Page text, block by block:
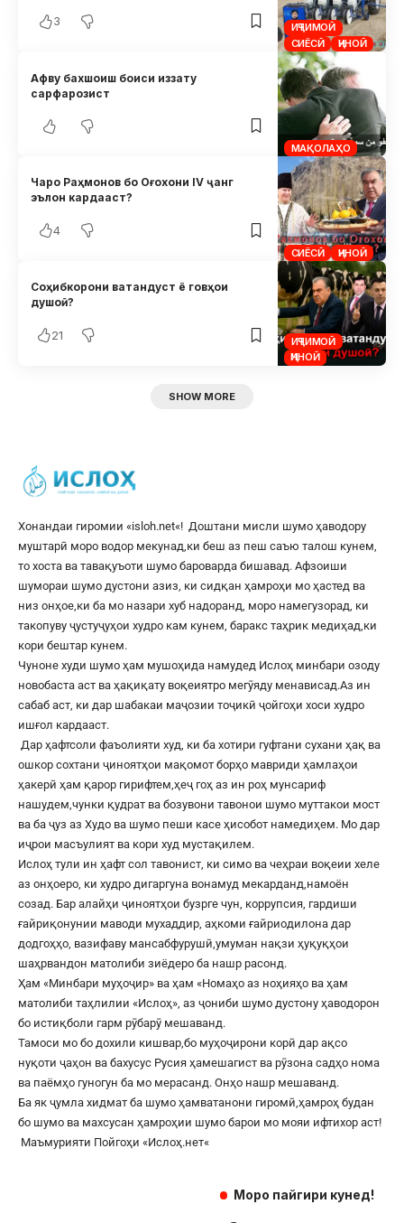
ИҶТИМОӢ
СИЁСӢ
ҶИНОӢ
3
МАҚОЛАҲО
Афву бахшоиш боиси иззату
сарфарозист
СИЁСӢ ҶИНОӢ
Чаро Раҳмонов бо Оғохони IV ҷанг
эълон кардааст?
4
ИҶТИМОӢ
ҶИНОӢ
Соҳибкорони ватандуст ё говҳои
душоӣ?
21
SHOW MORE
Хонандаи гиромии «isloh.net«! Доштани мисли шумо ҳаводору
муштарӣ моро водор мекунад,ки беш аз пеш саъю талош кунем,
то хоста ва тавақуъоти шумо бароварда бишавад. Афзоиши
шумораи шумо дустони азиз, ки сидқан ҳамроҳи мо ҳастед ва
низ онҳое,ки ба мо назари хуб надоранд, моро намегузорад, ки
такопуву ҷустуҷуҳои худро кам кунем, баракс таҳрик медиҳад,ки
кори бештар кунем.
Чуноне худи шумо ҳам мушоҳида намудед Ислоҳ минбари озоду
новобаста аст ва ҳақиқату воқеиятро мегӯяду менависад.Аз ин
сабаб аст, ки дар шабакаи маҷозии тоҷикӣ ҷойгоҳи хоси худро
ишғол кардааст.
Дар ҳафтсоли фаъолияти худ, ки ба хотири гуфтани сухани ҳақ ва
ошкор сохтани ҷиноятҳои мақомот борҳо мавриди ҳамлаҳои
ҳакерӣ ҳам қарор гирифтем,ҳеҷ гоҳ аз ин роҳ мунсариф
нашудем,чунки қудрат ва бозувони тавонои шумо муттакои мост
ва ба ҷуз аз Худо ва шумо пеши касе ҳисобот намедиҳем. Мо дар
иҷрои масъулият ва кори худ мустақилем.
Ислоҳ тули ин ҳафт сол тавонист, ки симо ва чеҳраи воқеии хеле
аз онҳоеро, ки худро дигаргуна вонамуд мекарданд,намоён
созад. Бар алайҳи ҷиноятҳои бузрге чун, коррупсия, гардиши
ғайриқонунии маводи мухаддир, аҳкоми ғайриодилона дар
додгоҳҳо, вазифаву мансабфурушӣ,умуман нақзи ҳуқуқҳои
шаҳрвандон матолиби зиёдеро ба нашр расонд.
Ҳам «Минбари муҳоҷир» ва ҳам «Номаҳо аз ноҳияҳо ва ҳам
матолиби таҳлилии «Ислоҳ», аз ҷониби шумо дустону ҳаводорон
бо истиқболи гарм рӯбарӯ мешаванд.
Тамоси мо бо дохили кишвар,бо муҳоҷирони корӣ дар ақсо
нуқоти ҷаҳон ва бахусус Русия ҳамешагист ва рӯзона садҳо нома
ва паёмҳо гуногун ба мо мерасанд. Онҳо нашр мешаванд.
Ба як ҷумла хидмат ба шумо ҳамватанони гиромӣ,ҳамроҳ будан
бо шумо ва махсусан ҳамроҳии шумо барои мо мояи ифтихор аст!
Маъмурияти Пойгоҳи «Ислоҳ.нет«
Моро пайгири кунед!